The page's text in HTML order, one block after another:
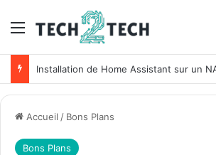
Menu
Installation de Home Assistant sur un
Accueil / Bons Plans
Bons Plans